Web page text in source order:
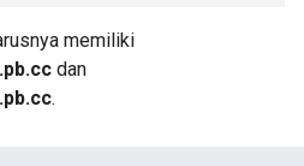
memiliki
dan
.